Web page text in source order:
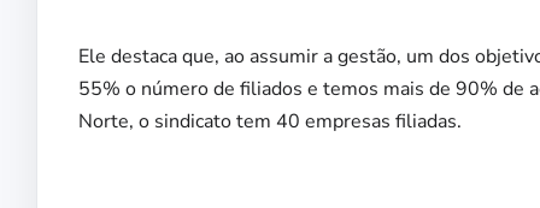
Ele destaca que, ao assumir a gestão, um dos
55% o número de filiados e temos mais de 90% de
Norte, o sindicato tem 40 empresas filiadas.